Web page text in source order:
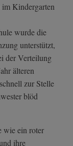
Kindergarten
wurde die
unterstützt,
der Verteilung
älteren
zur Stelle
blöd
wie ein roter
ihre